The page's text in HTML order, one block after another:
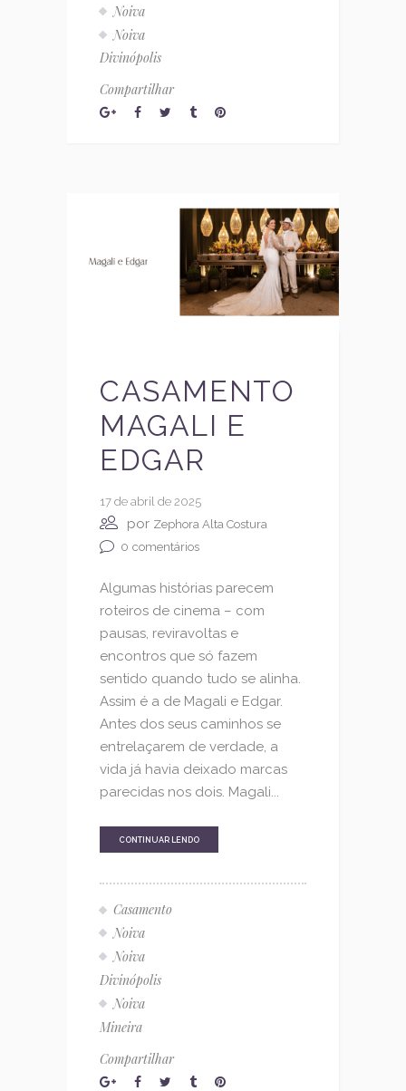
Noiva
Noiva
Divinópolis
Compartilhar
CASAMENTO
MAGALI E
EDGAR
17 de abril de 2025
por Zephora Alta Costura
0 comentários
Algumas histórias parecem
roteiros de cinema – com
pausas, reviravoltas e
encontros que só fazem
sentido quando tudo se alinha.
Assim é a de Magali e Edgar.
Antes dos seus caminhos se
entrelaçarem de verdade, a
vida já havia deixado marcas
parecidas nos dois. Magali...
CONTINUAR LENDO
Casamento
Noiva
Noiva
Divinópolis
Noiva
Mineira
Compartilhar